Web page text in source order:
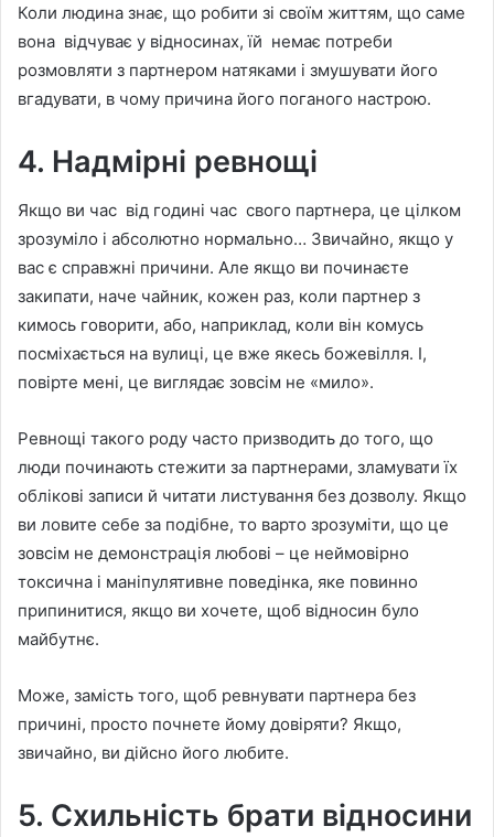
Коли людина знає, що робити зі своїм життям, що саме
вона відчуває у відносинах, їй немає потреби
розмовляти з партнером натяками і змушувати його
вгадувати, в чому причина його поганого настрою.
4. Надмірні ревнощі
Якщо ви час від годині час свого партнера, це цілком
зрозуміло і абсолютно нормально… Звичайно, якщо у
вас є справжні причини. Але якщо ви починаєте
закипати, наче чайник, кожен раз, коли партнер з
кимось говорити, або, наприклад, коли він комусь
посміхається на вулиці, це вже якесь божевілля. І,
повірте мені, це виглядає зовсім не «мило».
Ревнощі такого роду часто призводить до того, що
люди починають стежити за партнерами, зламувати їх
облікові записи й читати листування без дозволу. Якщо
ви ловите себе за подібне, то варто зрозуміти, що це
зовсім не демонстрація любові – це неймовірно
токсична і маніпулятивне поведінка, яке повинно
припинитися, якщо ви хочете, щоб відносин було
майбутнє.
Може, замість того, щоб ревнувати партнера без
причині, просто почнете йому довіряти? Якщо,
звичайно, ви дійсно його любите.
5. Схильність брати відносини